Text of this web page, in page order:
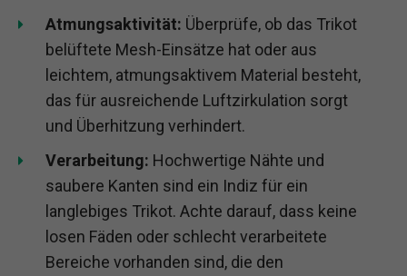
Atmungsaktivität: Überprüfe, ob das Trikot
belüftete Mesh-Einsätze hat oder aus
leichtem, atmungsaktivem Material besteht,
das für ausreichende Luftzirkulation sorgt
und Überhitzung verhindert.
Verarbeitung: Hochwertige Nähte und
saubere Kanten sind ein Indiz für ein
langlebiges Trikot. Achte darauf, dass keine
losen Fäden oder schlecht verarbeitete
Bereiche vorhanden sind, die den